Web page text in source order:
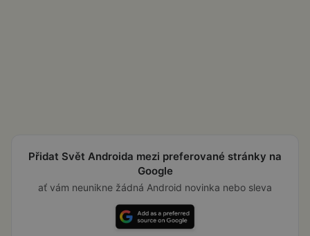
Přidat Svět Androida mezi preferované stránky na
Google
ať vám neunikne žádná Android novinka nebo sleva